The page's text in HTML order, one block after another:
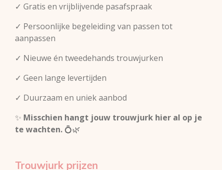
✓ Gratis en vrijblijvende pasafspraak
✓ Persoonlijke begeleiding van passen tot
aanpassen
✓ Nieuwe én tweedehands trouwjurken
✓ Geen lange levertijden
✓ Duurzaam en uniek aanbod
✨ Misschien hangt jouw trouwjurk hier al op je
te wachten. 💍🌿
Trouwjurk prijzen